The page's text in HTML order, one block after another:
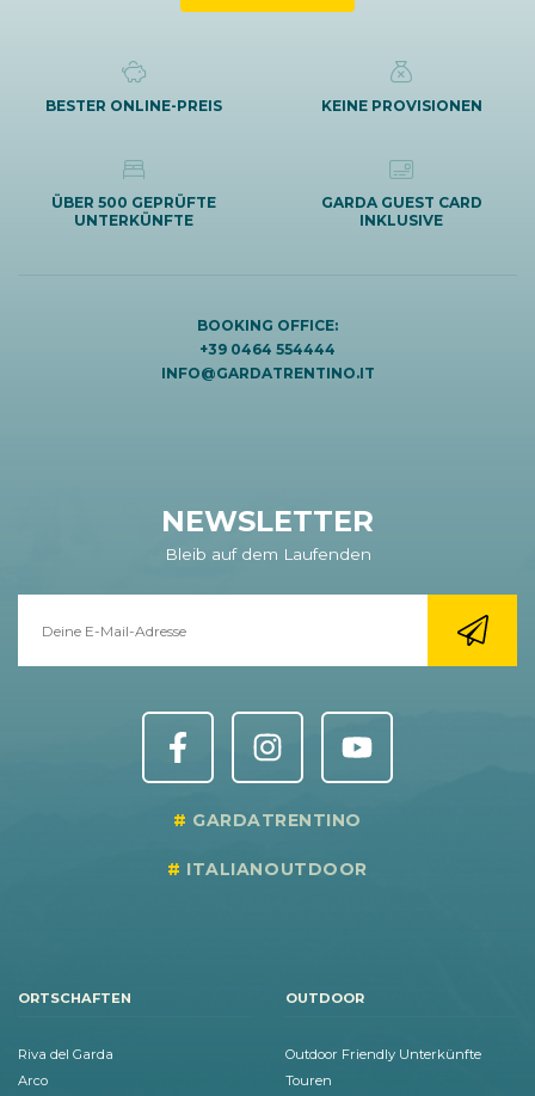
BESTER ONLINE-PREIS KEINE PROVISIONEN
ÜBER 500 GEPRÜFTE
UNTERKÜNFTE
GARDA GUEST CARD
INKLUSIVE
BOOKING OFFICE:
+39 0464 554444
INFO@GARDATRENTINO.IT
NEWSLETTER
Bleib auf dem Laufenden
GARDATRENTINO
ITALIANOUTDOOR
ORTSCHAFTEN
Riva del Garda
Arco
OUTDOOR
Outdoor Friendly Unterkünfte
Touren